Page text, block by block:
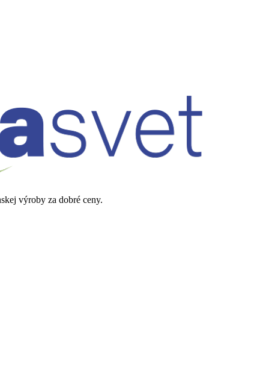
výroby za dobré ceny.